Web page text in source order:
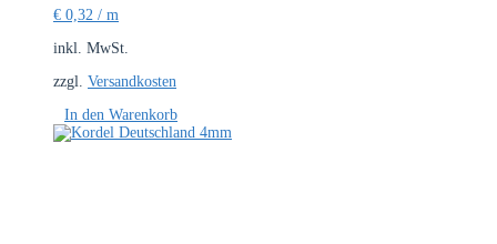
€ 0,32 / m
inkl. MwSt.
zzgl. Versandkosten
In den Warenkorb